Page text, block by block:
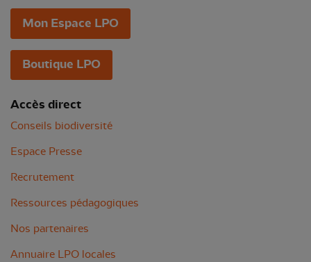
Mon Espace LPO
Boutique LPO
Accès direct
Conseils biodiversité
Espace Presse
Recrutement
Ressources pédagogiques
Nos partenaires
Annuaire LPO locales